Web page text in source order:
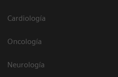
Cardiología
Oncología
Neurología